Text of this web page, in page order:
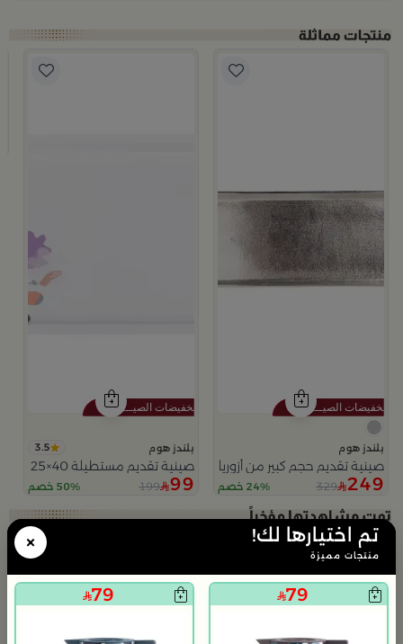
× تم اختيارها لك!
منتجات مميزة
79
79
بلندز هوم
صينية تقديم حجم كبير من أزوريا شكل مستطيل
249
329 24% خصم
بلندز هوم 3.5
صينية تقديم مستطيلة 40×25 سم أبيض متعدد الألوان خشبية بطباعة زهرة بنفسجية من فيولا
99
199 50% خصم